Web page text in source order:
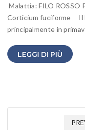
Malattia: FILO ROSSO
Corticium fuciforme Il
principalmente in
LEGGI DI PIÙ